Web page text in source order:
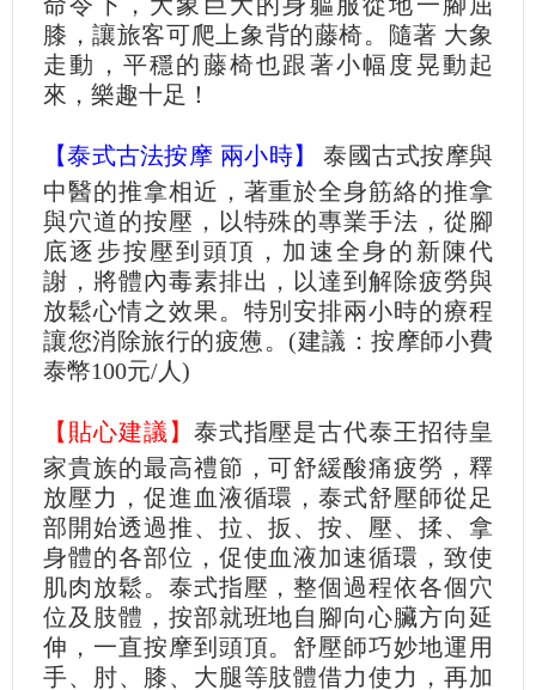
膝，讓旅客可爬上象背的藤椅。隨著 大象
走動，平穩的藤椅也跟著小幅度晃動起
來，樂趣十足！
【泰式古法按摩 兩小時】
泰國古式按摩與
中醫的推拿相近，著重於全身筋絡的推拿
與穴道的按壓，以特殊的專業手法，從腳
底逐步按壓到頭頂，加速全身的新陳代
謝，將體內毒素排出，以達到解除疲勞與
放鬆心情之效果。特別安排兩小時的療程
讓您消除旅行的疲憊。(建議：按摩師小費
泰幣100元/人)
【貼心建議】 泰式指壓是古代泰王招待皇
家貴族的最高禮節，可舒緩酸痛疲勞，釋
放壓力，促進血液循環，泰式舒壓師從足
部開始透過推、拉、扳、按、壓、揉、拿
身體的各部位，促使血液加速循環，致使
肌肉放鬆。泰式指壓，整個過程依各個穴
位及肢體，按部就班地自腳向心臟方向延
伸，一直按摩到頭頂。舒壓師巧妙地運用
手、肘、膝、大腿等肢體借力使力，再加